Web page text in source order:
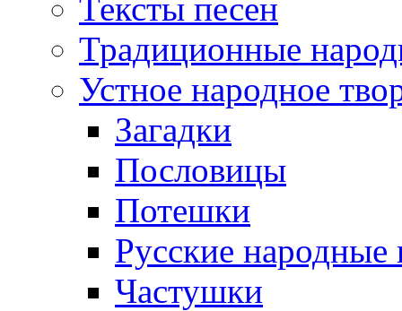
Тексты песен
Традиционные
Устное народное
Загадки
Пословицы
Потешки
Русские народные
Частушки